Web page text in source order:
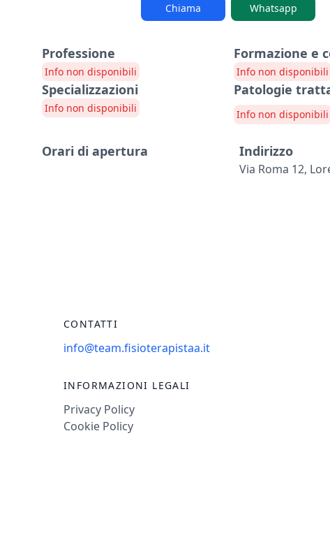
Chiama Whatsapp
Professione
Info non disponibili
Specializzazioni
Info non disponibili
Formazione e
Info non disponibili
Patologie
Info non disponibili
Orari di apertura Indirizzo
Via Roma 12,
CONTATTI
info@team.fisioterapistaa.it
INFORMAZIONI LEGALI
Privacy Policy
Cookie Policy